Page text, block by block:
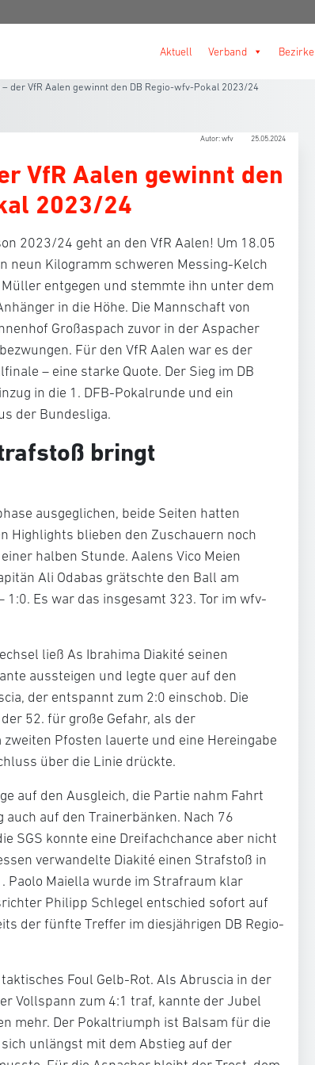
Aktuell Verband Bezirke
– der VfR Aalen gewinnt den DB Regio-wfv-Pokal 2023/24
Autor: wfv 25.05.2024
VfR Aalen gewinnt den
2023/24
2023/24 geht an den VfR Aalen! Um 18.05
neun Kilogramm schweren Messing-Kelch
entgegen und stemmte ihn unter dem
in die Höhe. Die Mannschaft von
Großaspach zuvor in der Aspacher
Für den VfR Aalen war es der
– eine starke Quote. Der Sieg im DB
in die 1. DFB-Pokalrunde und ein
der Bundesliga.
bringt
ausgeglichen, beide Seiten hatten
Highlights blieben den Zuschauern noch
halben Stunde. Aalens Vico Meien
Ali Odabas grätschte den Ball am
1:0. Es war das insgesamt 323. Tor im wfv-
ließ As Ibrahima Diakité seinen
aussteigen und legte quer auf den
der entspannt zum 2:0 einschob. Die
52. für große Gefahr, als der
Pfosten lauerte und eine Hereingabe
über die Linie drückte.
auf den Ausgleich, die Partie nahm Fahrt
auf den Trainerbänken. Nach 76
SGS konnte eine Dreifachchance aber nicht
verwandelte Diakité einen Strafstoß in
Paolo Maiella wurde im Strafraum klar
Philipp Schlegel entschied sofort auf
der fünfte Treffer im diesjährigen DB Regio-
Foul Gelb-Rot. Als Abruscia in der
Vollspann zum 4:1 traf, kannte der Jubel
mehr. Der Pokaltriumph ist Balsam für die
unlängst mit dem Abstieg auf der